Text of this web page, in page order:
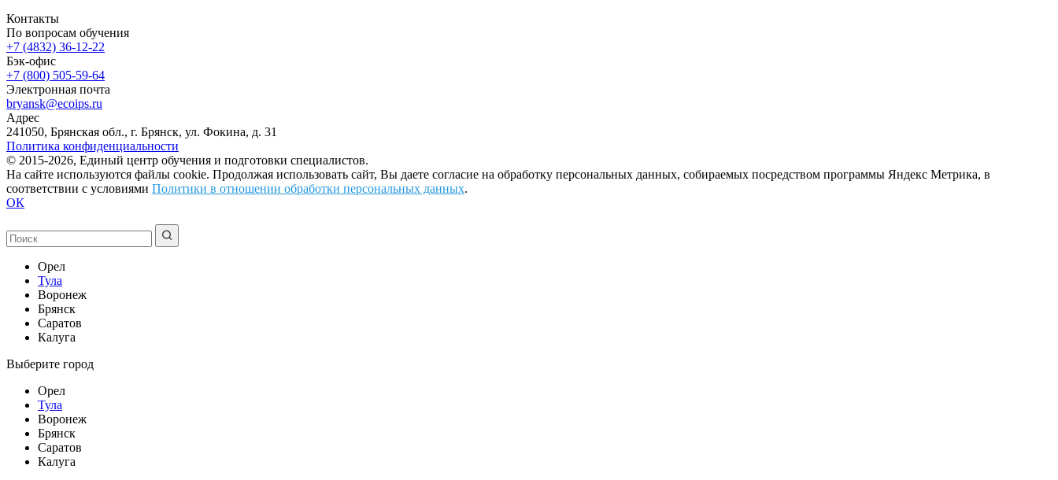
Контакты
По вопросам обучения
+7 (4832) 36-12-22
Бэк-офис
+7 (800) 505-59-64
Электронная почта
bryansk@ecoips.ru
Адрес
241050, Брянская обл., г. Брянск, ул. Фокина, д. 31
Политика конфиденциальности
© 2015-2026, Единый центр обучения и подготовки специалистов.
На сайте используются файлы cookie. Продолжая использовать сайт, Вы даете согласие на обработку персональных данных, собираемых посредством программы Яндекс Метрика, в
соответствии с условиями Политики в отношении обработки персональных данных.
ОК
Орел
Тула
Воронеж
Брянск
Саратов
Калуга
Выберите город
Орел
Тула
Воронеж
Брянск
Саратов
Калуга